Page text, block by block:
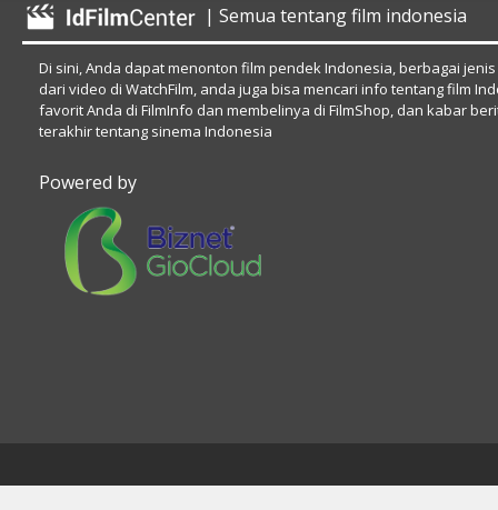
| Semua tentang film indonesia
Di sini, Anda dapat menonton film pendek Indonesia, berbagai
dari video di WatchFilm, anda juga bisa mencari info tentang film
favorit Anda di FilmInfo dan membelinya di FilmShop, dan kabar
terakhir tentang sinema Indonesia
Powered by